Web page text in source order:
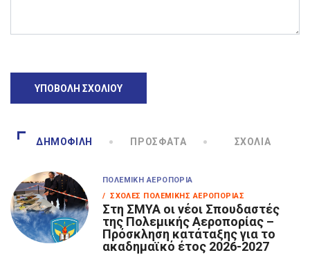
ΔΗΜΟΦΙΛΉ ΠΡΌΣΦΑΤΑ ΣΧΌΛΙΑ
ΠΟΛΕΜΙΚΉ ΑΕΡΟΠΟΡΊΑ
/ ΣΧΟΛΈΣ ΠΟΛΕΜΙΚΉΣ ΑΕΡΟΠΟΡΊΑΣ
Στη ΣΜΥΑ οι νέοι Σπουδαστές
της Πολεμικής Αεροπορίας –
Πρόσκληση κατάταξης για το
ακαδημαϊκό έτος 2026-2027